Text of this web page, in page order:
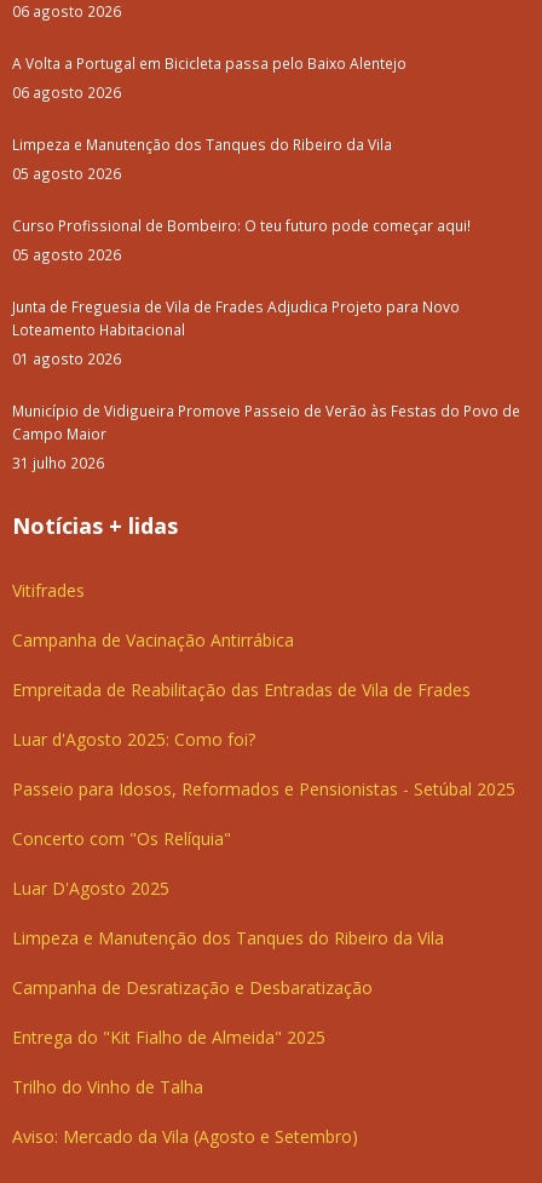
06 agosto 2026
A Volta a Portugal em Bicicleta passa pelo Baixo Alentejo
06 agosto 2026
Limpeza e Manutenção dos Tanques do Ribeiro da Vila
05 agosto 2026
Curso Profissional de Bombeiro: O teu futuro pode começar aqui!
05 agosto 2026
Junta de Freguesia de Vila de Frades Adjudica Projeto para Novo
Loteamento Habitacional
01 agosto 2026
Município de Vidigueira Promove Passeio de Verão às Festas do Povo de
Campo Maior
31 julho 2026
Notícias + lidas
Vitifrades
Campanha de Vacinação Antirrábica
Empreitada de Reabilitação das Entradas de Vila de Frades
Luar d'Agosto 2025: Como foi?
Passeio para Idosos, Reformados e Pensionistas - Setúbal 2025
Concerto com "Os Relíquia"
Luar D'Agosto 2025
Limpeza e Manutenção dos Tanques do Ribeiro da Vila
Campanha de Desratização e Desbaratização
Entrega do "Kit Fialho de Almeida" 2025
Trilho do Vinho de Talha
Aviso: Mercado da Vila (Agosto e Setembro)